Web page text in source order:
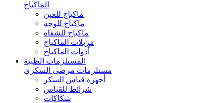
الماكياج
ماكياج للعين
ماكياج للوجه
ماكياج للشفاه
مزيلات الماكياج
أدوات الماكياج
المستلزمات الطبية
مستلزمات مرضى السكري
أجهزة قياس السكر
شرائط للقياس
شكاكات